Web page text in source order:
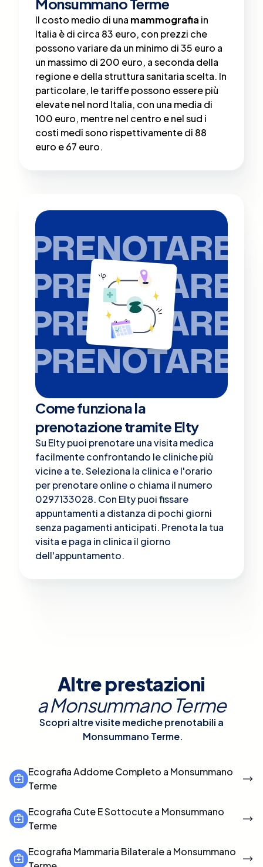
Il costo medio di una mammografia in
Italia è di circa 83 euro, con prezzi che
possono variare da un minimo di 35 euro a
un massimo di 200 euro, a seconda della
regione e della struttura sanitaria scelta​. In
particolare, le tariffe possono essere più
elevate nel nord Italia, con una media di
100 euro, mentre nel centro e nel sud i
costi medi sono rispettivamente di 88
euro e 67 euro.
PRENOTARE
PRENOTARE
PRENOTARE
PRENOTARE
Come funziona la
prenotazione tramite Elty
Su Elty puoi prenotare una visita medica
facilmente confrontando le cliniche più
vicine a te. Seleziona la clinica e l'orario
per prenotare online o chiama il numero
0297133028. Con Elty puoi fissare
appuntamenti a distanza di pochi giorni
senza pagamenti anticipati. Prenota la tua
visita e paga in clinica il giorno
dell'appuntamento.
Altre prestazioni
aMonsummano Terme
Scopri altre visite mediche prenotabili a
Monsummano Terme.
Ecografia Addome Completo a Monsummano
Terme
Ecografia Cute E Sottocute a Monsummano
Terme
Ecografia Mammaria Bilaterale a Monsummano